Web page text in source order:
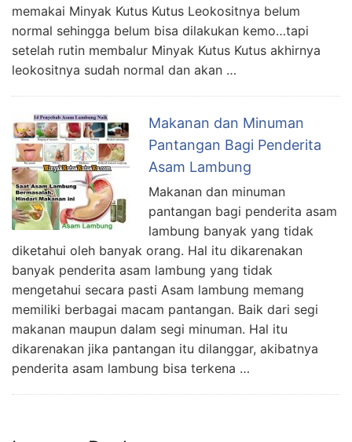
memakai Minyak Kutus Kutus Leokositnya belum
normal sehingga belum bisa dilakukan kemo…tapi
setelah rutin membalur Minyak Kutus Kutus akhirnya
leokositnya sudah normal dan akan …
Makanan dan Minuman
Pantangan Bagi Penderita
Asam Lambung
Makanan dan minuman
pantangan bagi penderita asam
lambung banyak yang tidak
diketahui oleh banyak orang. Hal itu dikarenakan
banyak penderita asam lambung yang tidak
mengetahui secara pasti Asam lambung memang
memiliki berbagai macam pantangan. Baik dari segi
makanan maupun dalam segi minuman. Hal itu
dikarenakan jika pantangan itu dilanggar, akibatnya
penderita asam lambung bisa terkena …